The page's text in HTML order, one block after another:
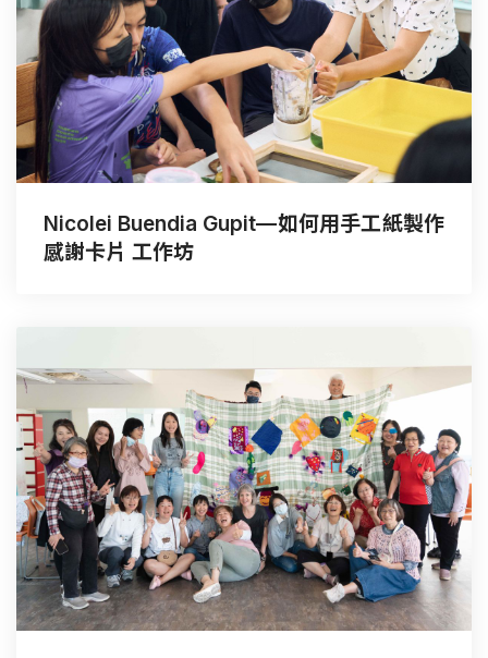
Nicolei Buendia Gupit—如何用手工紙製作
感謝卡片 工作坊